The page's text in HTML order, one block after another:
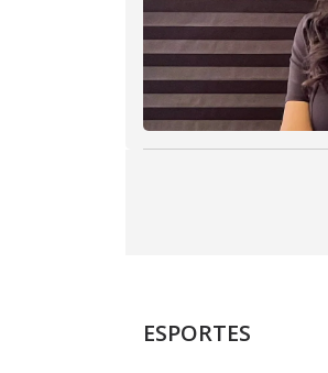
ESPORTES